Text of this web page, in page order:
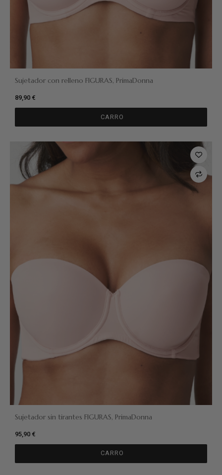
Sujetador con relleno FIGURAS, PrimaDonna
89,90 €
CARRO
Sujetador sin tirantes FIGURAS, PrimaDonna
95,90 €
CARRO